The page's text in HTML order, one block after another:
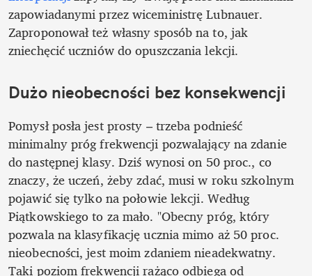
zapowiadanymi przez wiceministrę Lubnauer.
Zaproponował też własny sposób na to, jak
zniechęcić uczniów do opuszczania lekcji.
Dużo nieobecności bez konsekwencji
Pomysł posła jest prosty – trzeba podnieść
minimalny próg frekwencji pozwalający na zdanie
do następnej klasy. Dziś wynosi on 50 proc., co
znaczy, że uczeń, żeby zdać, musi w roku szkolnym
pojawić się tylko na połowie lekcji. Według
Piątkowskiego to za mało. "Obecny próg, który
pozwala na klasyfikację ucznia mimo aż 50 proc.
nieobecności, jest moim zdaniem nieadekwatny.
Taki poziom frekwencji rażąco odbiega od